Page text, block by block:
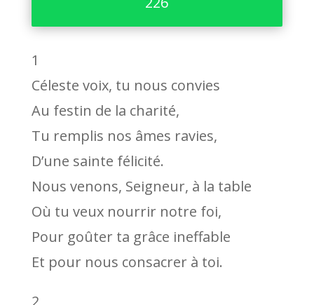
1
Céleste voix, tu nous convies
Au festin de la charité,
Tu remplis nos âmes ravies,
D’une sainte félicité.
Nous venons, Seigneur, à la table
Où tu veux nourrir notre foi,
Pour goûter ta grâce ineffable
Et pour nous consacrer à toi.
2